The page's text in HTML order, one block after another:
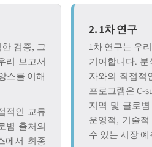
검증, 그
리 보고서
스를 이해
적인 교류
볌 출처의
에서 최종
2. 1차 연구
1차 연구는 우
기여합니다.
자와의 직접적
프로그램은 C-
지역 및 글로
운영적, 기술
수 있는 시장